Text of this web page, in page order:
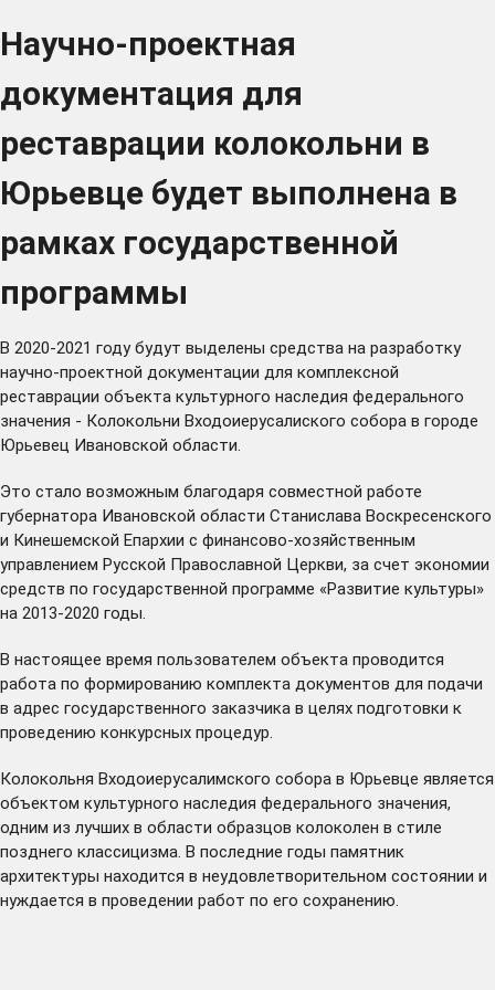
Научно-проектная
документация для
реставрации колокольни в
Юрьевце будет выполнена в
рамках государственной
программы
В 2020-2021 году будут выделены средства на разработку
научно-проектной документации для комплексной
реставрации объекта культурного наследия федерального
значения - Колокольни Входоиерусалиского собора в городе
Юрьевец Ивановской области.
Это стало возможным благодаря совместной работе
губернатора Ивановской области Станислава Воскресенского
и Кинешемской Епархии с финансово-хозяйственным
управлением Русской Православной Церкви, за счет экономии
средств по государственной программе «Развитие культуры»
на 2013-2020 годы.
В настоящее время пользователем объекта проводится
работа по формированию комплекта документов для подачи
в адрес государственного заказчика в целях подготовки к
проведению конкурсных процедур.
Колокольня Входоиерусалимского собора в Юрьевце является
объектом культурного наследия федерального значения,
одним из лучших в области образцов колоколен в стиле
позднего классицизма. В последние годы памятник
архитектуры находится в неудовлетворительном состоянии и
нуждается в проведении работ по его сохранению.